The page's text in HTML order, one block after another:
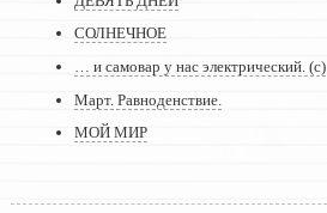
СОЛНЕЧНОЕ
… и самовар у нас электрический. (с)
Март. Равноденствие.
МОЙ МИР